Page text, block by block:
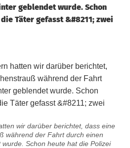
geblendet wurde. Schon
Täter gefasst &#8211; zwei
wir darüber berichtet, dass eine
während der Fahrt durch einen
Schon heute hat die Polizei